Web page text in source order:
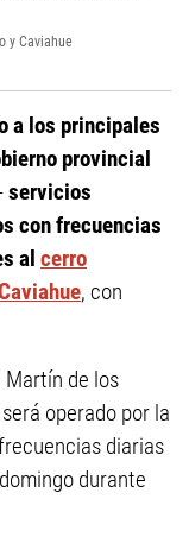
y Caviahue
a los principales
provincial
servicios
con frecuencias
al cerro
, con
Martín de los
operado por la
diarias
durante